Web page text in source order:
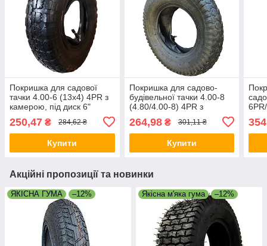
Покришка для садової
тачки 4.00-6 (13х4) 4PR з
камерою, під диск 6"
250,47 ₴ 284,62 ₴
Купити
Покришка для садово-
будівельної тачки 4.00-8
(4.80/4.00-8) 4PR з
264,98₴ 301,11 ₴
Купити
Акційні пропозиції та новинки
ЯКІСНА ГУМА –12% Якісна м'яка гума –12%